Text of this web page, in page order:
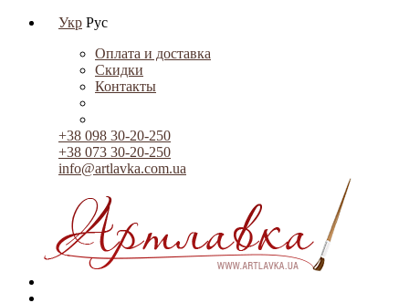
Укр Рус
Оплата и доставка
Скидки
Контакты
+38 098 30-20-250
+38 073 30-20-250
info@artlavka.com.ua